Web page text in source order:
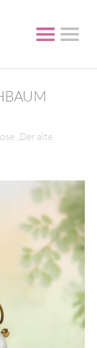
„Der alte